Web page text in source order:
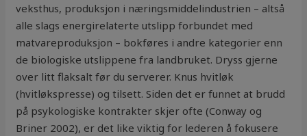
veksthus, produksjon i næringsmiddelindustrien – altså
alle slags energirelaterte utslipp forbundet med
matvareproduksjon – bokføres i andre kategorier enn
de biologiske utslippene fra landbruket. Dryss gjerne
over litt flaksalt før du serverer. Knus hvitløk
(hvitløkspresse) og tilsett. Siden det er funnet at brudd
på psykologiske kontrakter skjer ofte (Conway og
Briner 2002), er det like viktig for lederen å fokusere